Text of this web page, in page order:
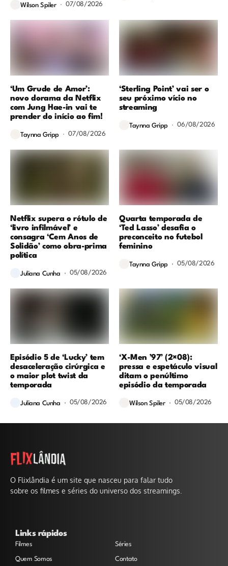
Wilson Spiler 07/08/2026
‘Um Grude de Amor’:
novo dorama da Netflix
com Jung Hae-in vai te
prender do início ao fim!
Taynna Gripp 07/08/2026
‘Sterling Point’ vai ser o
seu próximo vício no
streaming
Taynna Gripp 06/08/2026
Netflix supera o rótulo de
‘livro infilmável’ e
consagra ‘Cem Anos de
Solidão’ como obra-prima
política
Juliana Cunha 05/08/2026
Quarta temporada de
‘Ted Lasso’ desafia o
preconceito no futebol
feminino
Taynna Gripp 05/08/2026
Episódio 5 de ‘Lucky’ tem
desaceleração cirúrgica e
o maior plot twist da
temporada
Juliana Cunha 05/08/2026
‘X-Men ’97’ (2×08):
pressa e espetáculo visual
ditam o penúltimo
episódio da temporada
Wilson Spiler 05/08/2026
O Flixlândia é um site que nasceu para falar tudo
sobre os filmes e séries do universo dos streamings.
Links rápidos
Filmes Séries
Quem Somos Contato